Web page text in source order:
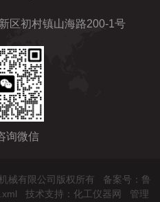
区初村镇山海路200-1号
询微信
械有限公司版权所有 备案号：鲁
技术支持： 化工仪器网 管理